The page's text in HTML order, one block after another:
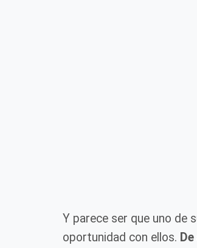
Y parece ser que uno de
oportunidad con ellos.